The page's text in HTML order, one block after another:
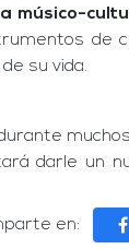
músico-
de
su vida.
darle un
en: